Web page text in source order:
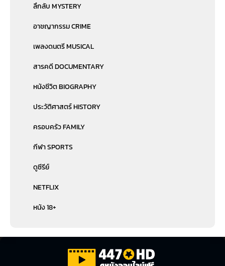
ลึกลับ MYSTERY
อาชญากรรม CRIME
เพลงดนตรี MUSICAL
สารคดี DOCUMENTARY
หนังชีวิต BIOGRAPHY
ประวัติศาสตร์ HISTORY
ครอบครัว FAMILY
กีฬา SPORTS
ดูซีรีย์
NETFLIX
หนัง 18+